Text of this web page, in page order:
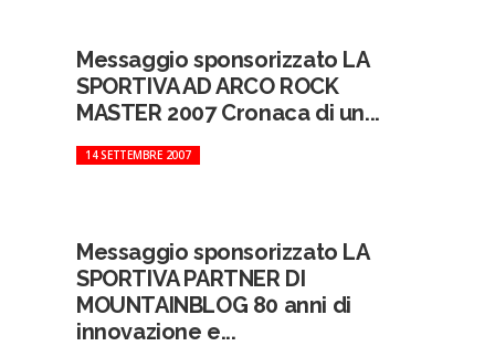
Messaggio sponsorizzato LA
SPORTIVA AD ARCO ROCK
MASTER 2007 Cronaca di un...
14 SETTEMBRE 2007
Messaggio sponsorizzato LA
SPORTIVA PARTNER DI
MOUNTAINBLOG 80 anni di
innovazione e...